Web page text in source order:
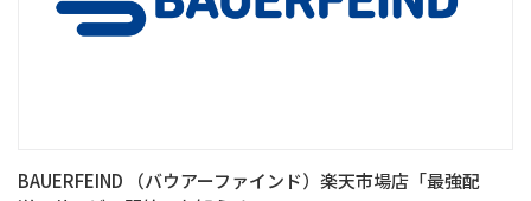
BAUERFEIND （バウアーファインド）楽天市場店「最強配